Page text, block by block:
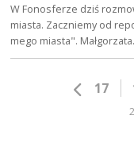
W Fonosferze dziś
miasta. Zaczniemy od
mego miasta".
17